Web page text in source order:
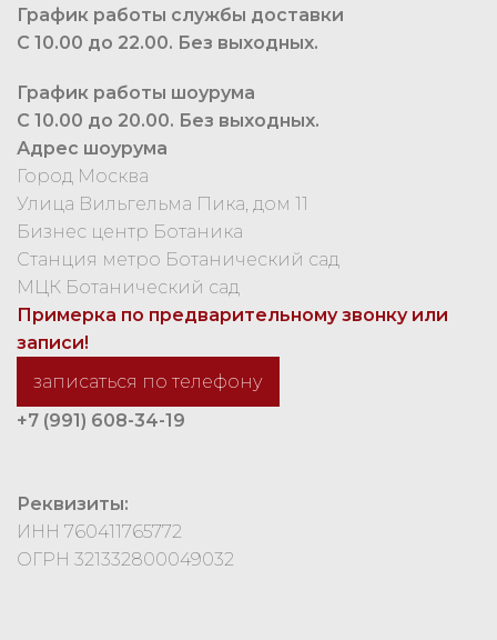
График работы службы доставки
С 10.00 до 22.00. Без выходных.
График работы шоурума
С 10.00 до 20.00. Без выходных.
Адрес шоурума
Город Москва
Улица Вильгельма Пика, дом 11
Бизнес центр Ботаника
Станция метро Ботанический сад
МЦК Ботанический сад
Примерка по предварительному звонку или
записи!
записаться по телефону
+7 (991) 608-34-19
Реквизиты:
ИНН 760411765772
ОГРН 321332800049032